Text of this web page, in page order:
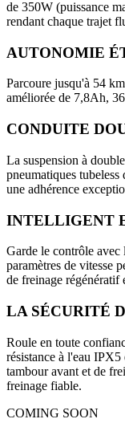
de 350W (puissance
rendant chaque trajet
AUTONOMIE
Parcoure jusqu'à 54
améliorée de 7,8Ah,
CONDUITE
La suspension à
pneumatiques
une adhérence
INTELLIGENT
Garde le contrôle
paramètres de vitesse
de freinage
LA SÉCURITÉ
Roule en toute
résistance à l'eau IPX5
tambour avant et de
freinage fiable.
COMING SOON